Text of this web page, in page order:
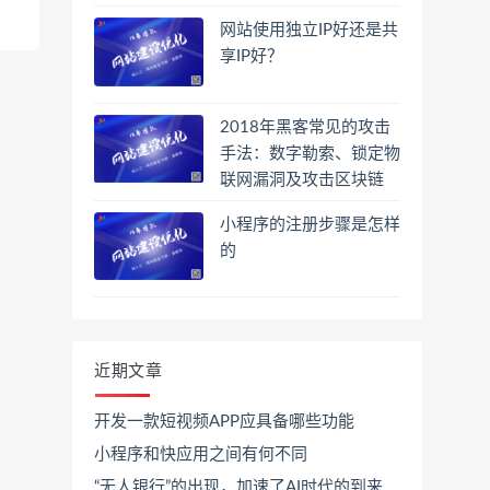
网站使用独立IP好还是共
享IP好？
2018年黑客常见的攻击
手法：数字勒索、锁定物
联网漏洞及攻击区块链
小程序的注册步骤是怎样
的
近期文章
开发一款短视频APP应具备哪些功能
小程序和快应用之间有何不同